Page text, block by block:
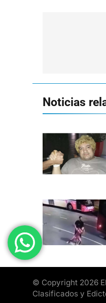
Noticias
© Copyright 2026
Clasificados y